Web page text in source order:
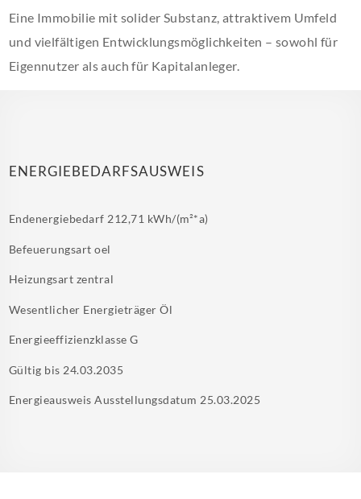
Eine Immobilie mit solider Substanz, attraktivem Umfeld
und vielfältigen Entwicklungsmöglichkeiten – sowohl für
Eigennutzer als auch für Kapitalanleger.
ENERGIEBEDARFSAUSWEIS
Endenergiebedarf 212,71 kWh/(m²*a)
Befeuerungsartoel
Heizungsart zentral
Wesentlicher EnergieträgerÖl
EnergieeffizienzklasseG
Gültig bis 24.03.2035
Energieausweis Ausstellungsdatum 25.03.2025